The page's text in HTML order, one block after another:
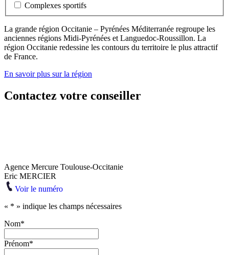
Complexes sportifs
La grande région Occitanie – Pyrénées Méditerranée regroupe les
anciennes régions Midi-Pyrénées et Languedoc-Roussillon. La
région Occitanie redessine les contours du territoire le plus attractif
de France.
En savoir plus sur la région
Contactez votre conseiller
Agence Mercure Toulouse-Occitanie
Eric MERCIER
Voir le numéro
« * » indique les champs nécessaires
Nom*
Prénom*